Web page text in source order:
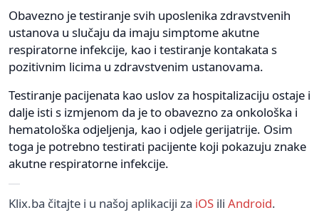
Obavezno je testiranje svih uposlenika zdravstvenih
ustanova u slučaju da imaju simptome akutne
respiratorne infekcije, kao i testiranje kontakata s
pozitivnim licima u zdravstvenim ustanovama.
Testiranje pacijenata kao uslov za hospitalizaciju ostaje i
dalje isti s izmjenom da je to obavezno za onkološka i
hematološka odjeljenja, kao i odjele gerijatrije. Osim
toga je potrebno testirati pacijente koji pokazuju znake
akutne respiratorne infekcije.
Klix.ba čitajte i u našoj aplikaciji za iOS ili Android.